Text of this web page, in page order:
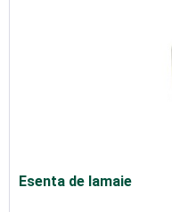
Esenta de lamaie